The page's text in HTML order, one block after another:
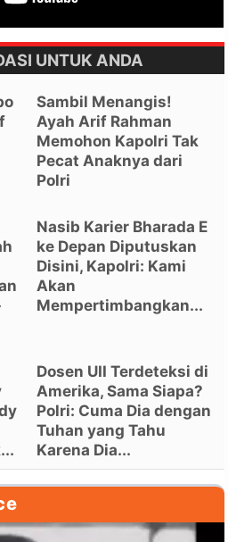
UNTUK ANDA
Sambil Menangis!
Ayah Arif Rahman
Memohon Kapolri Tak
Pecat Anaknya dari
Polri
Nasib Karier Bharada E
ke Depan Diputuskan
Disini, Kapolri: Kami
Akan
Mempertimbangkan...
Dosen UII Terdeteksi di
Amerika, Sama Siapa?
Polri: Cuma Dia dengan
Tuhan yang Tahu
Karena Dia...